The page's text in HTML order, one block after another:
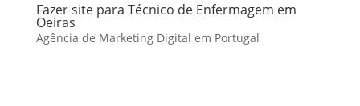
Fazer site para Técnico de Enfermagem em
Oeiras
Agência de Marketing Digital em Portugal